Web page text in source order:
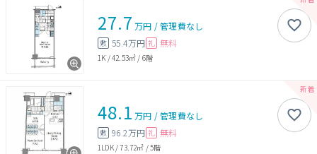
27.7 万円 /管理費なし
敷 55.4万円 礼 無料
1K /42.53㎡ / 6階
48.1 万円 /管理費なし
敷 96.2万円 礼 無料
1LDK/73.72㎡ /5階